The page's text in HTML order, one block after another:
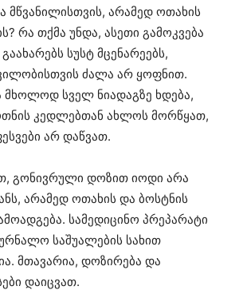
მწვანილისთვის, არამედ ოთახის
რა თქმა უნდა, ასეთი გამოკვება
სუსტ მცენარეებს,
ძალა არ ყოფნით.
სველ ნიადაგზე ხდება,
კედლებთან ახლოს მორწყათ,
არ დაწვათ.
გონივრული დოზით იოდი არა
არამედ ოთახის და ბოსტნის
სამედიცინო პრეპარატი
საშუალების სახით
მთავარია, დოზირება და
დაიცვათ.